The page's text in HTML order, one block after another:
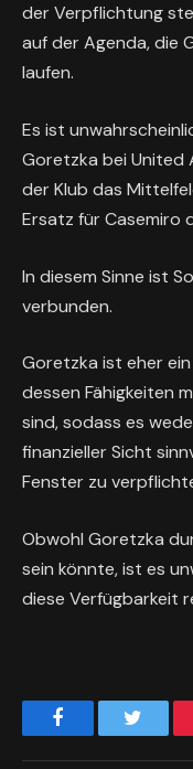
der Verpflichtung
auf der Agenda, die
laufen.
Es ist
Goretzka bei United
der Klub das
Ersatz für Casemiro
In diesem Sinne ist
verbunden.
Goretzka ist eher
dessen Fähigkeiten
sind, sodass es
finanzieller Sicht
Fenster zu
Obwohl Goretzka
sein könnte, ist es
diese Verfügbarkeit
Facebook